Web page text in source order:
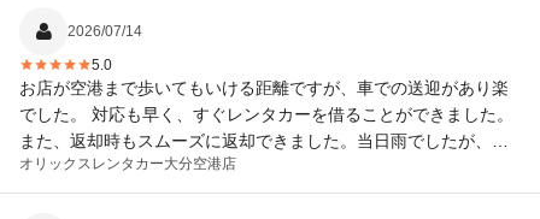
2026/07/14
5.0
お店が空港まで歩いてもいける距離ですが、車での送迎があり楽
でした。 対応も早く、すぐレンタカーを借ることができました。
また、返却時もスムーズに返却できました。当日雨でしたが、簡
易傘も貸してもらえました。
オリックスレンタカー大分空港店